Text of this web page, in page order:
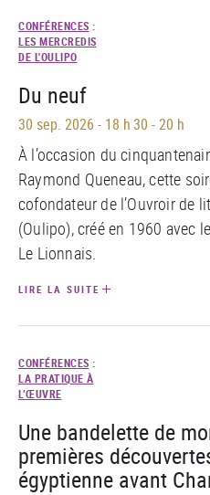
CONFÉRENCES :
LES MERCREDIS
DE L'OULIPO
Du neuf
30 sep. 2026 - 18 h 30 - 20 h
À l’occasion du
Raymond Queneau, cette
cofondateur de l’Ouvroir de
(Oulipo), créé en 1960 avec
Le Lionnais.
LIRE LA SUITE
CONFÉRENCES :
LA PRATIQUE À
L’ŒUVRE
Une bandelette de
premières
égyptienne avant